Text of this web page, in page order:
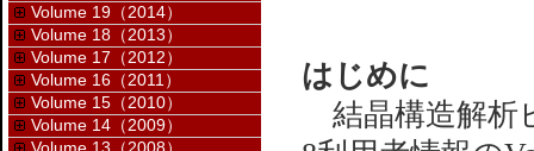
はじめに
結晶構造解析
Volume 19（2014）
Volume 18（2013）
Volume 17（2012）
Volume 16（2011）
Volume 15（2010）
Volume 14（2009）